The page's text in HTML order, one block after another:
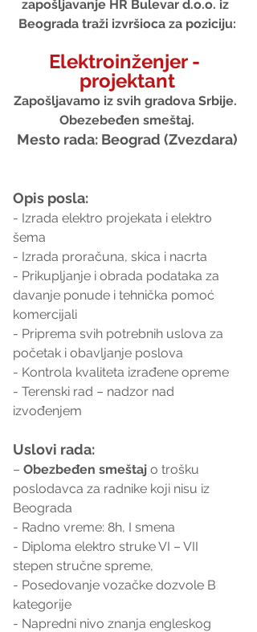
zapošljavanje HR Bulevar d.o.o. iz
Beograda traži izvršioca za poziciju:
Elektroinženjer -
projektant
Zapošljavamo iz svih gradova Srbije.
Obezebeđen smeštaj.
Mesto rada: Beograd (Zvezdara)
Opis posla:
- Izrada elektro projekata i elektro
šema
- Izrada proračuna, skica i nacrta
- Prikupljanje i obrada podataka za
davanje ponude i tehnička pomoć
komercijali
- Priprema svih potrebnih uslova za
početak i obavljanje poslova
- Kontrola kvaliteta izrađene opreme
- Terenski rad – nadzor nad
izvođenjem
Uslovi rada:
– Obezbeđen smeštaj o trošku
poslodavca za radnike koji nisu iz
Beograda
- Radno vreme: 8h, I smena
- Diploma elektro struke VI – VII
stepen stručne spreme,
- Posedovanje vozačke dozvole B
kategorije
- Napredni nivo znanja engleskog